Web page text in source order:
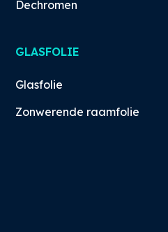
Dechromen
GLASFOLIE
Glasfolie
Zonwerende raamfolie